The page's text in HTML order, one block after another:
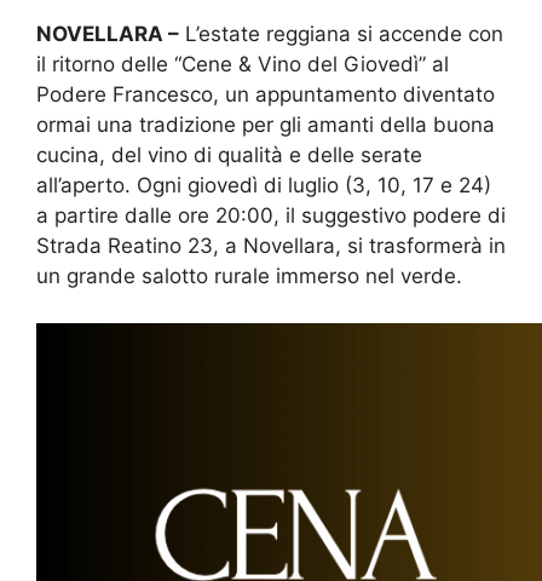
NOVELLARA – L’estate reggiana si accende con
il ritorno delle “Cene & Vino del Giovedì” al
Podere Francesco, un appuntamento diventato
ormai una tradizione per gli amanti della buona
cucina, del vino di qualità e delle serate
all’aperto. Ogni giovedì di luglio (3, 10, 17 e 24)
a partire dalle ore 20:00, il suggestivo podere di
Strada Reatino 23, a Novellara, si trasformerà in
un grande salotto rurale immerso nel verde.